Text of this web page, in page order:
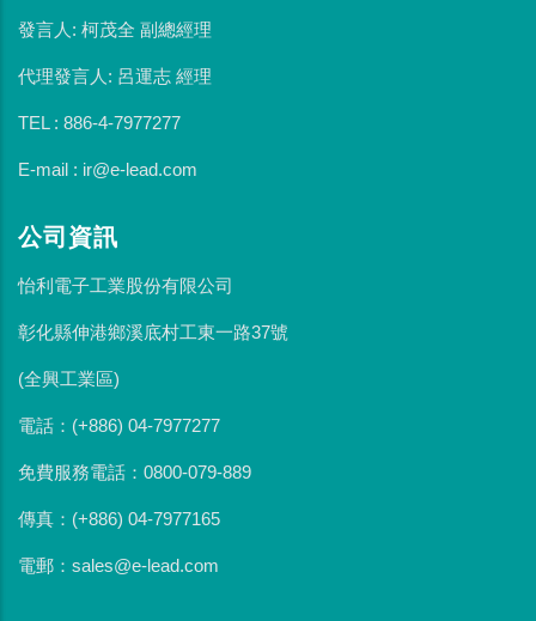
發言人: 柯茂全 副總經理
代理發言人: 呂運志 經理
TEL : 886-4-7977277
E-mail : ir@e-lead.com
公司資訊
怡利電子工業股份有限公司
彰化縣伸港鄉溪底村工東一路37號
(全興工業區)
電話：(+886) 04-7977277
免費服務電話：0800-079-889
傳真：(+886) 04-7977165
電郵：sales@e-lead.com